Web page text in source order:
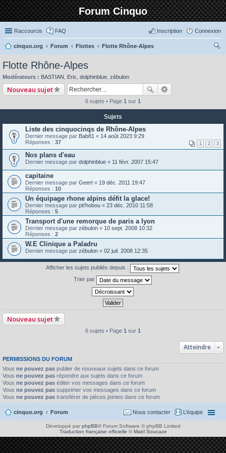
Forum Cinquo
Raccourcis FAQ Connexion
Inscription
cinquo.org Forum Flottes
Flotte Rhône-Alpes
Flotte Rhône-Alpes
Modérateurs : BASTIAN Eric dolphinblue zébulon
Nouveau sujet
6 sujets • Page 1 sur 1
Sujets
Liste des cinquocinqs de Rhône-Alpes
Dernier message par Bab81 « 14 août 2023 9:29
Réponses : 37 1 2 3
Nos plans d'eau
Dernier message par dolphinblue « 11 févr. 2007 15:47
capitaine
Dernier message par Geert « 19 déc. 2011 19:47
Réponses : 10
Un équipage rhone alpins défit la glace!
Dernier message par pti'hobou « 23 déc. 2010 11:58
Réponses : 5
Transport d'une remorque de paris a lyon
Dernier message par zébulon « 10 sept. 2008 10:32
Réponses : 2
W.E Clinique a Paladru
Dernier message par zébulon « 02 juil. 2008 12:35
Afficher les sujets publiés depuis :
Trier par
Nouveau sujet
6 sujets • Page 1 sur 1
Atteindre
PERMISSIONS DU FORUM
Vous ne pouvez pas publier de nouveaux sujets dans ce forum
Vous ne pouvez pas répondre aux sujets dans ce forum
Vous ne pouvez pas éditer vos messages dans ce forum
Vous ne pouvez pas supprimer vos messages dans ce forum
Vous ne pouvez pas transférer de pièces jointes dans ce forum
cinquo.org Forum L’équipe
Nous contacter
Développé par phpBB® Forum Software © phpBB Limited
Traduction française officielle ©Maël Soucaze